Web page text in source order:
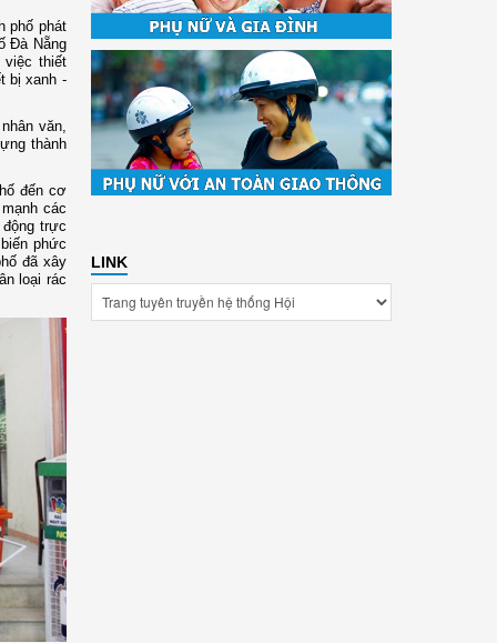
phố phát
Đà Nẵng
việc thiết
bị xanh -
văn,
thành
đến cơ
các
động trực
phức
đã xây
loại rác
LINK